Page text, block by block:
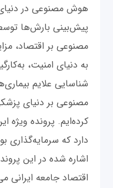
هوش مصنوعی در
پیش‌بینی بارش‌ها
مصنوعی بر اقتصاد،
به دنیای امنیت،
شناسایی علایم
کرده‌ایم. پرونده
دارد که
اشاره شده در این
اقتصاد جامعه ایرانی